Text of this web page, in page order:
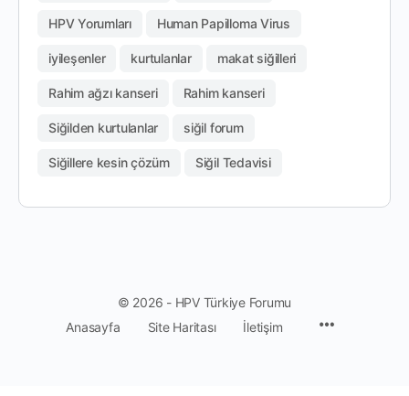
HPV Yorumları Human Papilloma Virus
iyileşenler kurtulanlar makat siğilleri
Rahim ağzı kanseri Rahim kanseri
Siğilden kurtulanlar siğil forum
Siğillere kesin çözüm Siğil Tedavisi
© 2026 - HPV Türkiye Forumu
Anasayfa
Site Haritası İletişim